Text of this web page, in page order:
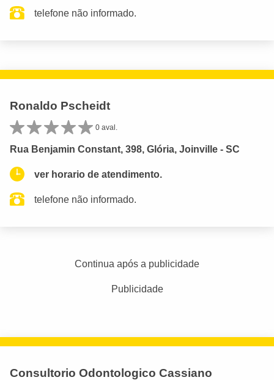
telefone não informado.
Ronaldo Pscheidt
0 aval.
Rua Benjamin Constant, 398, Glória, Joinville - SC
ver horario de atendimento.
telefone não informado.
Continua após a publicidade
Publicidade
Consultorio Odontologico Cassiano